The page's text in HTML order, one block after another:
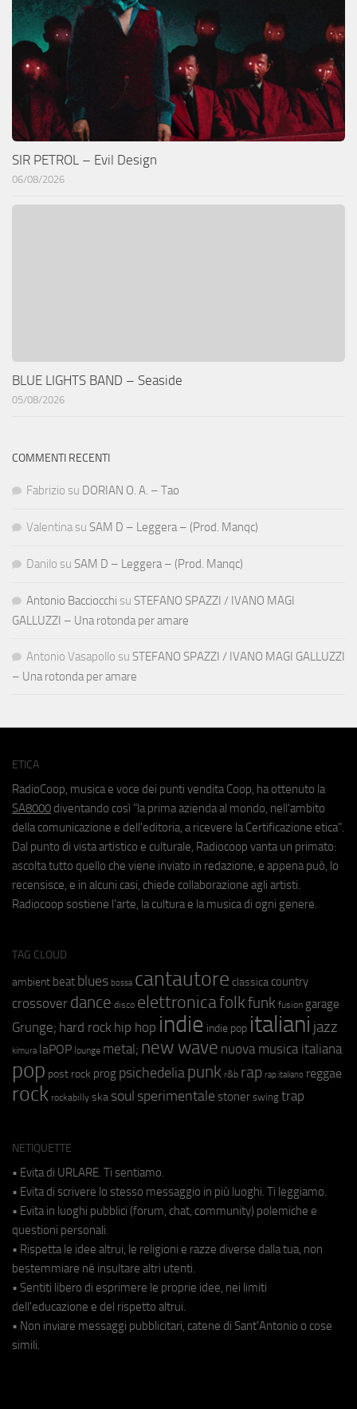
SIR PETROL – Evil Design
06/08/2026
BLUE LIGHTS BAND – Seaside
05/08/2026
COMMENTI RECENTI
Fabrizio su DORIAN O. A. – Tao
Valentina su SAM D – Leggera – (Prod. Manqc)
Danilo su SAM D – Leggera – (Prod. Manqc)
Antonio Bacciocchi su STEFANO SPAZZI / IVANO MAGI
GALLUZZI – Una rotonda per amare
Antonio Vasapollo su STEFANO SPAZZI / IVANO MAGI GALLUZZI
– Una rotonda per amare
ETICA
RadioCoop, musica e voce dei punti vendita Coop, ha ottenuto la
SA8000 diventando così "la prima azienda al mondo, nell'ambito
della comunicazione e dell'editoria, a ricevere la Certificazione etica".
Dal punto di vista artistico e culturale, Radiocoop vanta un primato:
ascolta tutto quello che viene inviato in redazione, e appena può, lo
recensisce, e in alcuni casi, chiede collaborazione agli artisti.
Radiocoop sostiene l'arte, la cultura e la musica di ogni genere.
TAG CLOUD
ambient beat blues bossa cantautore classica country
crossover dance disco elettronicafolkfunk fusion garage
Grunge; hard rock hip hop indie indie pop italiani jazz
kimura laPOP lounge metal; new wave nuova musica italiana
pop post rock prog psichedeliapunk r&b rap rap italiano reggae
rock rockabilly ska soul sperimentale stoner swing trap
NETIQUETTE
• Evita di URLARE. Ti sentiamo.
• Evita di scrivere lo stesso messaggio in più luoghi. Ti leggiamo.
• Evita in luoghi pubblici (forum, chat, community) polemiche e
questioni personali.
• Rispetta le idee altrui, le religioni e razze diverse dalla tua, non
bestemmiare né insultare altri utenti.
• Sentiti libero di esprimere le proprie idee, nei limiti
dell'educazione e del rispetto altrui.
• Non inviare messaggi pubblicitari, catene di Sant'Antonio o cose
simili.